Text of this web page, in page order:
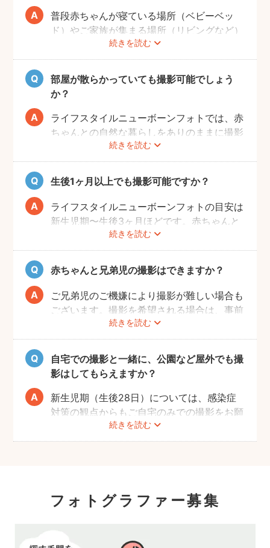
すすめします！
続きを読む
普段赤ちゃんが寝ている場所（ベビーベッ
ド）やご家族が集まる場所（リビングなど）
を中心に撮影します。撮影可能な場所や、撮
影NGの場所については事前にフォトグラフ
ァーと打ち合わせをお願いします。
部屋が散らかっていても撮影可能でしょう
か？
続きを読む
ライフスタイルニューボーンフォトでは、赤
ちゃんとの自然な暮らしをありのままに撮影
します。ご自身が気にならなければ、掃除や
片付けは必ずしも必要ではありません。も
し、お部屋の様子が気になる場合は、事前に
お部屋を整えていただきますようお願いしま
す。フォトグラファーが片付けなどをお手伝
いすること、撮影当日に片付けのお時間をと
ることはできかねることご承知ください。
生後1ヶ月以上でも撮影可能ですか？
続きを読む
ライフスタイルニューボーンフォトの目安は
新生児期〜生後3ヶ月ほどです。赤ちゃんと
の生活リズムが整い、お気持ちにも余裕がで
てきたタイミングでぜひお気軽にフォトグラ
ファーへご相談ください！
赤ちゃんと兄弟児の撮影はできますか？
続きを読む
ご兄弟児のご機嫌により撮影が難しい場合も
ございます。撮影を希望される場合は、事前
にフォトグラファーへご相談いただけますよ
うお願いします。
自宅での撮影と一緒に、公園など屋外でも撮
影はしてもらえますか？
続きを読む
新生児期（生後28日）については、感染症
対策の観点からもご自宅のみでの撮影をお願
いします。また、生後1ヶ月以降の場合で
も、赤ちゃんへの負担を考慮して屋外での長
フォトグラファー募集